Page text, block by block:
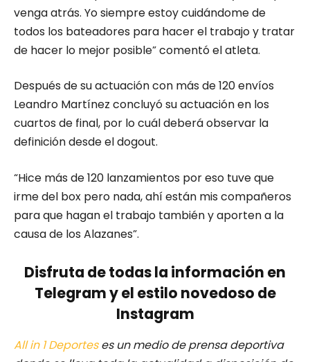
venga atrás. Yo siempre estoy cuidándome de
todos los bateadores para hacer el trabajo y tratar
de hacer lo mejor posible” comentó el atleta.
Después de su actuación con más de 120 envíos
Leandro Martínez concluyó su actuación en los
cuartos de final, por lo cuál deberá observar la
definición desde el dogout.
“Hice más de 120 lanzamientos por eso tuve que
irme del box pero nada, ahí están mis compañeros
para que hagan el trabajo también y aporten a la
causa de los Alazanes”.
Disfruta de todas la información en
Telegram y el estilo novedoso de
Instagram
All in 1 Deporteses un medio de prensa deportiva